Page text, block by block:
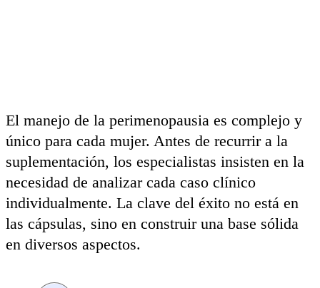
El manejo de la perimenopausia es complejo y
único para cada mujer. Antes de recurrir a la
suplementación, los especialistas insisten en la
necesidad de analizar cada caso clínico
individualmente. La clave del éxito no está en
las cápsulas, sino en construir una base sólida
en diversos aspectos.